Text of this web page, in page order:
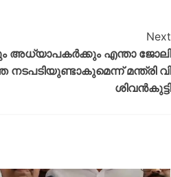
Next
അധ്യാപകര്‍ക്കും എന്താ ജോലി
നടപടിയുണ്ടാകുമെന്ന് മന്ത്രി വി
ശിവന്‍കുട്ടി